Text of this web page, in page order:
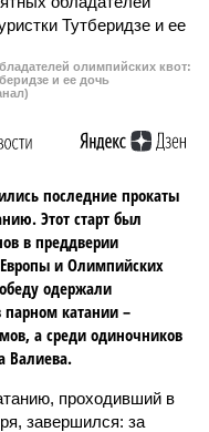
олимпийских квот:
и ее дочь
последние прокаты
Этот старт был
в преддверии
и Олимпийских
одержали
парном катании –
а среди одиночников
Валиева.
проходивший в
завершился: за